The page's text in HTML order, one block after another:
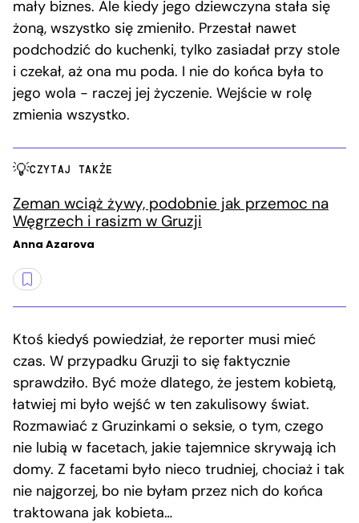
mały biznes. Ale kiedy jego dziewczyna stała się
żoną, wszystko się zmieniło. Przestał nawet
podchodzić do kuchenki, tylko zasiadał przy stole
i czekał, aż ona mu poda. I nie do końca była to
jego wola − raczej jej życzenie. Wejście w rolę
zmienia wszystko.
CZYTAJ TAKŻE
Zeman wciąż żywy, podobnie jak przemoc na
Węgrzech i rasizm w Gruzji
Anna Azarova
Ktoś kiedyś powiedział, że reporter musi mieć
czas. W przypadku Gruzji to się faktycznie
sprawdziło. Być może dlatego, że jestem kobietą,
łatwiej mi było wejść w ten zakulisowy świat.
Rozmawiać z Gruzinkami o seksie, o tym, czego
nie lubią w facetach, jakie tajemnice skrywają ich
domy. Z facetami było nieco trudniej, chociaż i tak
nie najgorzej, bo nie byłam przez nich do końca
traktowana jak kobieta…